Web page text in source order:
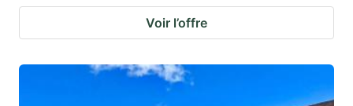
Voir l’offre